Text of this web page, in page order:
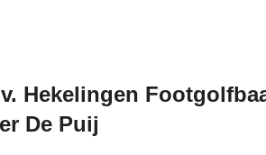
Hekelingen
De Puij